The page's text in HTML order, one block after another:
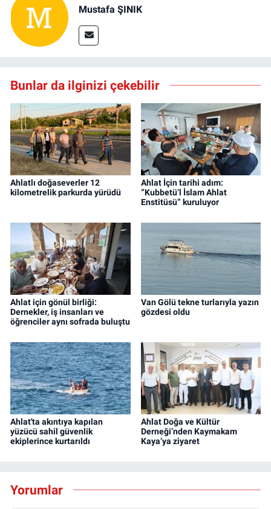
Mustafa ŞINIK
Bunlar da ilginizi çekebilir
Ahlatlı doğaseverler 12
kilometrelik parkurda yürüdü
Ahlat İçin tarihi adım:
“Kubbetü’l İslam Ahlat
Enstitüsü” kuruluyor
Ahlat için gönül birliği:
Dernekler, iş insanları ve
öğrenciler aynı sofrada buluştu
Van Gölü tekne turlarıyla yazın
gözdesi oldu
Ahlat'ta akıntıya kapılan
yüzücü sahil güvenlik
ekiplerince kurtarıldı
Ahlat Doğa ve Kültür
Derneği’nden Kaymakam
Kaya’ya ziyaret
Yorumlar